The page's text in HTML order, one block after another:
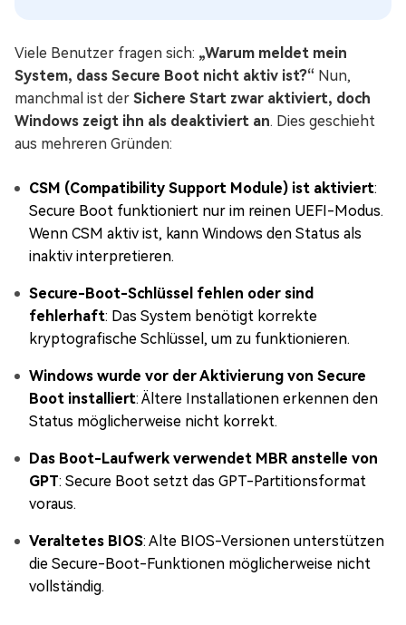
Viele Benutzer fragen sich: „Warum meldet mein
System, dass Secure Boot nicht aktiv ist?“ Nun,
manchmal ist der Sichere Start zwar aktiviert, doch
Windows zeigt ihn als deaktiviert an. Dies geschieht
aus mehreren Gründen:
CSM (Compatibility Support Module) ist aktiviert:
Secure Boot funktioniert nur im reinen UEFI-Modus.
Wenn CSM aktiv ist, kann Windows den Status als
inaktiv interpretieren.
Secure-Boot-Schlüssel fehlen oder sind
fehlerhaft: Das System benötigt korrekte
kryptografische Schlüssel, um zu funktionieren.
Windows wurde vor der Aktivierung von Secure
Boot installiert: Ältere Installationen erkennen den
Status möglicherweise nicht korrekt.
Das Boot-Laufwerk verwendet MBR anstelle von
GPT: Secure Boot setzt das GPT-Partitionsformat
voraus.
Veraltetes BIOS: Alte BIOS-Versionen unterstützen
die Secure-Boot-Funktionen möglicherweise nicht
vollständig.